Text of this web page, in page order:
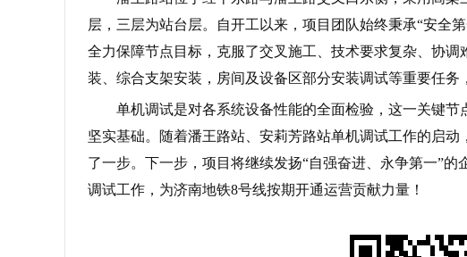
层，三层为站台层。自开工以来，项目团队始终秉承“安全
全力保障节点目标，克服了交叉施工、技术要求复杂、协
装、综合支架安装，房间及设备区部分安装调试等重要任务
单机调试是对各系统设备性能的全面检验，这一关键
坚实基础。随着潘王路站、安莉芳路站单机调试工作的启
了一步。下一步，项目将继续发扬“自强奋进、永争第一”
调试工作，为济南地铁8号线按期开通运营贡献力量！